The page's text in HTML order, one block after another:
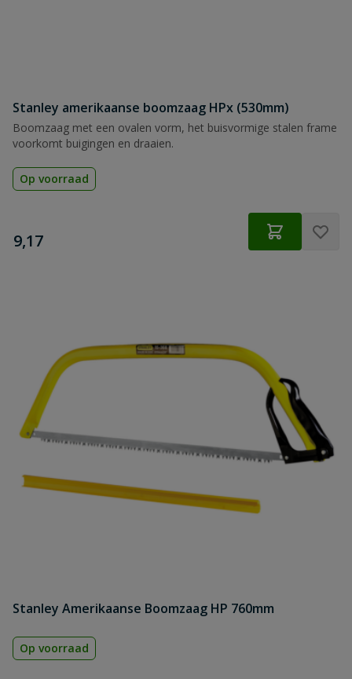
Stanley amerikaanse boomzaag HPx (530mm)
Boomzaag met een ovalen vorm, het buisvormige stalen frame
voorkomt buigingen en draaien.
Op voorraad
€
9,17
Stanley Amerikaanse Boomzaag HP 760mm
Op voorraad